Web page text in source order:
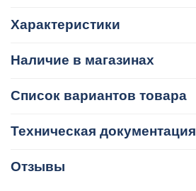
Характеристики
Наличие в магазинах
Список вариантов товара
Техническая документация
Отзывы